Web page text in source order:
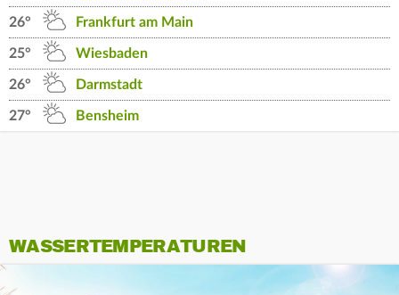
26° Frankfurt am Main
25° Wiesbaden
26° Darmstadt
27° Bensheim
WASSERTEMPERATUREN